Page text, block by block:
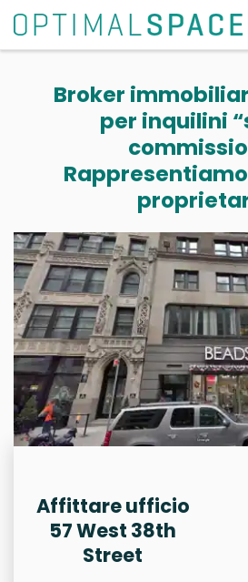
Broker
per inquilini
Affittare ufficio
57 West 38th
Street